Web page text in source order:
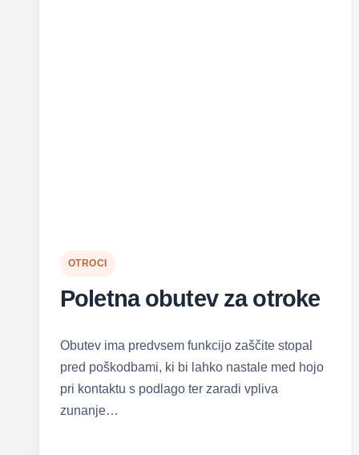
OTROCI
Poletna obutev za otroke
Obutev ima predvsem funkcijo zaščite stopal
pred poškodbami, ki bi lahko nastale med hojo
pri kontaktu s podlago ter zaradi vpliva
zunanje…